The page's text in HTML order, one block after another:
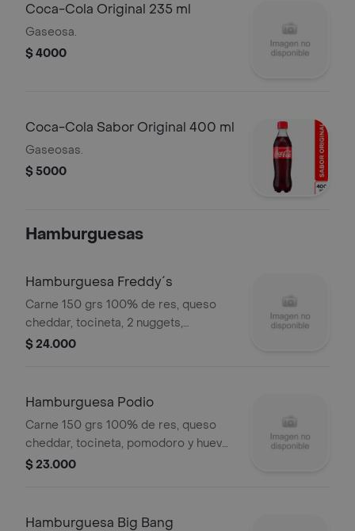
Coca-Cola Original 235 ml
Gaseosa.
$ 4000
Coca-Cola Sabor Original 400 ml
Gaseosas.
$ 5000
Hamburguesas
Hamburguesa Freddy´s
Carne 150 grs 100% de res, queso
cheddar, tocineta, 2 nuggets,
mermelada de cebolla y salsa
$ 24.000
Hamburguesa Podio
Carne 150 grs 100% de res, queso
cheddar, tocineta, pomodoro y huevo
frito gratinado.
$ 23.000
Hamburguesa Big Bang